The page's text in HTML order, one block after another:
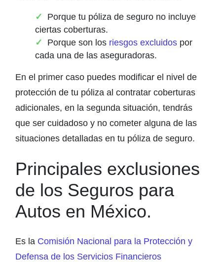
Porque tu póliza de seguro no incluye
ciertas coberturas.
Porque son los riesgos excluidos por
cada una de las aseguradoras.
En el primer caso puedes modificar el nivel de
protección de tu póliza al contratar coberturas
adicionales, en la segunda situación, tendrás
que ser cuidadoso y no cometer alguna de las
situaciones detalladas en tu póliza de seguro.
Principales exclusiones
de los Seguros para
Autos en México.
Es la Comisión Nacional para la Protección y
Defensa de los Servicios Financieros